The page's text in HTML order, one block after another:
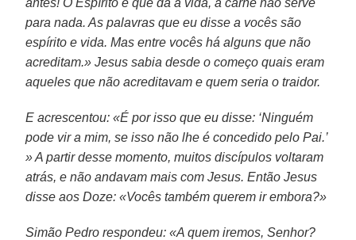
para nada. As palavras que eu disse a vocês são
espírito e vida. Mas entre vocês há alguns que não
acreditam.» Jesus sabia desde o começo quais eram
aqueles que não acreditavam e quem seria otraidor.
E acrescentou: «É por isso que eu disse: ‘Ninguém
pode vir a mim, se isso não lhe é concedido pelo Pai.’
» A partir desse momento, muitos discípulos voltaram
atrás, e não andavam mais com Jesus. Então Jesus
disse aos Doze: «Vocês também querem ir embora?»
Simão Pedro respondeu: «A quem iremos, Senhor?